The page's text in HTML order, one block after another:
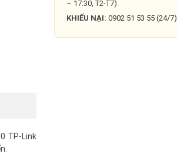
TP-Link
– 17:30, T2-T7)
KHIẾU NẠI: 0902 51 53 55 (24/7)